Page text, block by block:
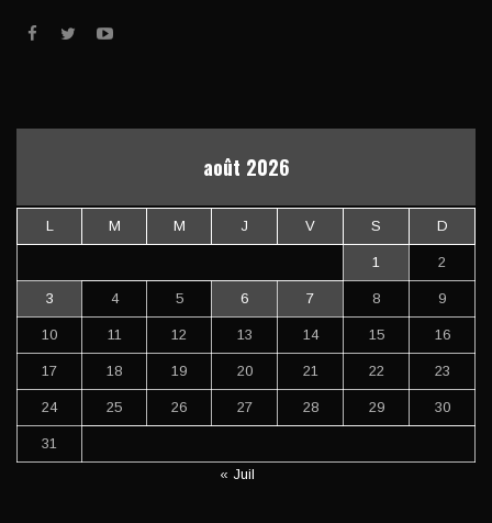
août 2026
L M M J V S D
1 2
3 4 5 6 7 8 9
10 11 12 13 14 15 16
17 18 19 20 21 22 23
24 25 26 27 28 29 30
31
« Juil